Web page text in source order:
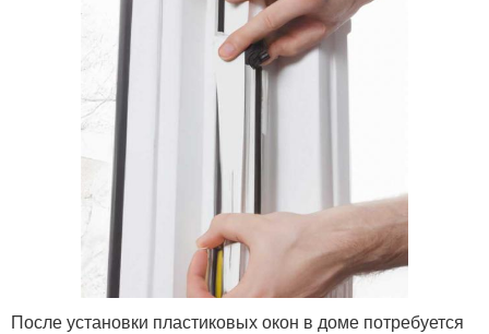
После установки пластиковых окон в доме потребуется